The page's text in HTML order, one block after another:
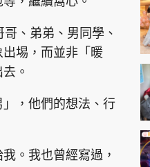
鬼靈精怪 威師兄
星島日報 頭條日報
、弟弟、男同學、
埸，而並非「暖
。
，他們的想法、行
。我也曾經寫過，